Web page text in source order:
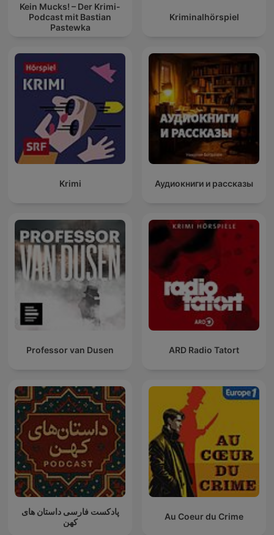
Kein Mucks! – Der Krimi-
Podcast mit Bastian
Pastewka
Kriminalhörspiel
Krimi Аудиокниги и рассказы
Professor van Dusen ARD Radio Tatort
پادکست فارسی داستان های
کهن
Au Coeur du Crime